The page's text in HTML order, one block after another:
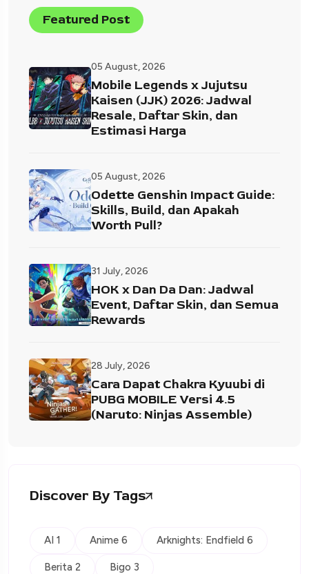
Featured Post
05 August, 2026
Mobile Legends x Jujutsu
Kaisen (JJK) 2026: Jadwal
Resale, Daftar Skin, dan
Estimasi Harga
05 August, 2026
Odette Genshin Impact Guide:
Skills, Build, dan Apakah
Worth Pull?
31 July, 2026
HOK x Dan Da Dan: Jadwal
Event, Daftar Skin, dan Semua
Rewards
28 July, 2026
Cara Dapat Chakra Kyuubi di
PUBG MOBILE Versi 4.5
(Naruto: Ninjas Assemble)
Discover By Tags
AI 1 Anime 6 Arknights: Endfield 6
Berita 2 Bigo 3